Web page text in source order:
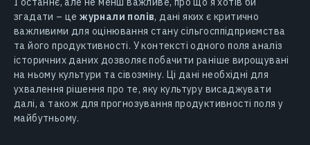
згадати – цежурнали полів, дані яких є критично
важливими для оцінювання стану сільгосппідприємства
та його продуктивності. У контексті одного поля аналіз
історичних даних дозволяє побачити раніше вирощувані
на ньому культури та сівозміну. Ці дані необхідні для
ухвалення рішення про те, яку культуру висаджувати
далі, а також для прогнозування продуктивності поля у
майбутньому.